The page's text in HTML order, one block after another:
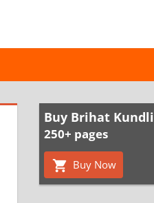
Buy Brihat Kundli
250+ pages
Buy Now